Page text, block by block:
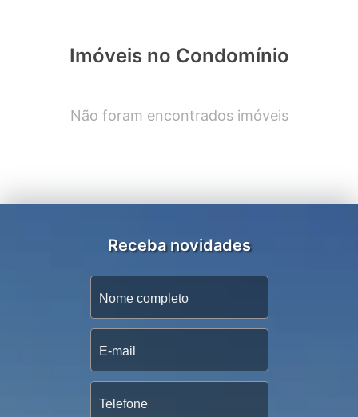
Imóveis no Condomínio
Não foram encontrados imóveis
Receba novidades